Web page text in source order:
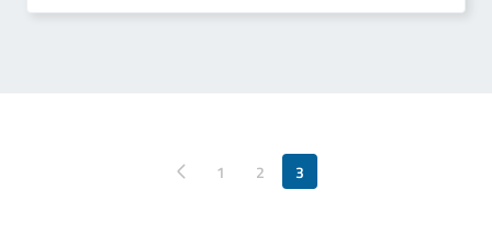
Pagina precedente1 2 3